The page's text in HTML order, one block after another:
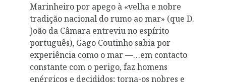
Marinheiro por apego à «velha e nobre
tradição nacional do rumo ao mar» (que D.
João da Câmara entreviu no espírito
português), Gago Coutinho sabia por
experiência como o mar —…em contacto
constante com o perigo, faz homens
enérgicos e decididos; torna-os nobres e